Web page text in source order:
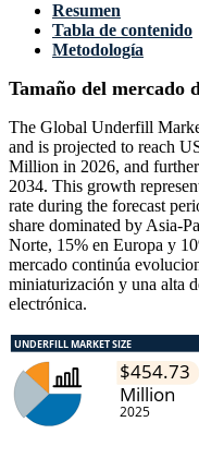
Resumen
Tabla de contenido
Metodología
Tamaño del mercado
The Global Underfill
and is projected to reach
Million in 2026, and
2034. This growth
rate during the forecast
share dominated by Asia-
Norte, 15% en Europa y
mercado continúa
miniaturización y una alta
electrónica.